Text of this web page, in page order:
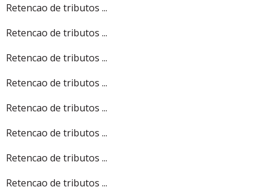
Retencao de tributos ...
Retencao de tributos ...
Retencao de tributos ...
Retencao de tributos ...
Retencao de tributos ...
Retencao de tributos ...
Retencao de tributos ...
Retencao de tributos ...